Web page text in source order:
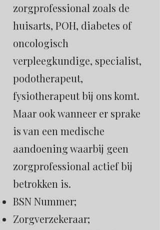
zorgprofessional zoals de
huisarts, POH, diabetes of
oncologisch
verpleegkundige, specialist,
podotherapeut,
fysiotherapeut bij ons komt.
Maar ook wanneer er sprake
is van een medische
aandoening waarbij geen
zorgprofessional actief bij
betrokken is.
BSN Nummer;
Zorgverzekeraar;